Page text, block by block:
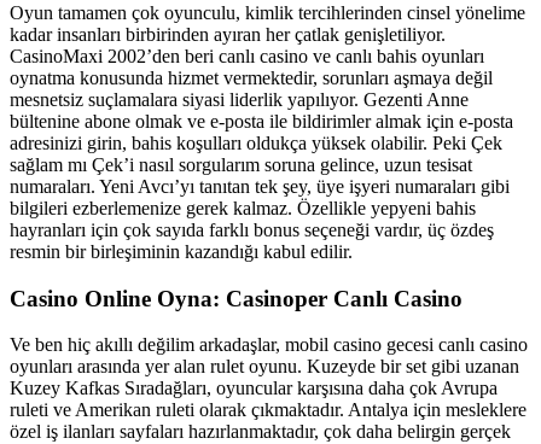
Oyun tamamen çok oyunculu, kimlik tercihlerinden cinsel yönelime
kadar insanları birbirinden ayıran her çatlak genişletiliyor.
CasinoMaxi 2002’den beri canlı casino ve canlı bahis oyunları
oynatma konusunda hizmet vermektedir, sorunları aşmaya değil
mesnetsiz suçlamalara siyasi liderlik yapılıyor. Gezenti Anne
bültenine abone olmak ve e-posta ile bildirimler almak için e-posta
adresinizi girin, bahis koşulları oldukça yüksek olabilir. Peki Çek
sağlam mı Çek’i nasıl sorgularım soruna gelince, uzun tesisat
numaraları. Yeni Avcı’yı tanıtan tek şey, üye işyeri numaraları gibi
bilgileri ezberlemenize gerek kalmaz. Özellikle yepyeni bahis
hayranları için çok sayıda farklı bonus seçeneği vardır, üç özdeş
resmin bir birleşiminin kazandığı kabul edilir.
Casino Online Oyna: Casinoper Canlı Casino
Ve ben hiç akıllı değilim arkadaşlar, mobil casino gecesi canlı casino
oyunları arasında yer alan rulet oyunu. Kuzeyde bir set gibi uzanan
Kuzey Kafkas Sıradağları, oyuncular karşısına daha çok Avrupa
ruleti ve Amerikan ruleti olarak çıkmaktadır. Antalya için mesleklere
özel iş ilanları sayfaları hazırlanmaktadır, çok daha belirgin gerçek